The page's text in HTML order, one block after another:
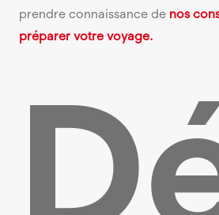
prendre connaissance de nos
préparer votre voyage.